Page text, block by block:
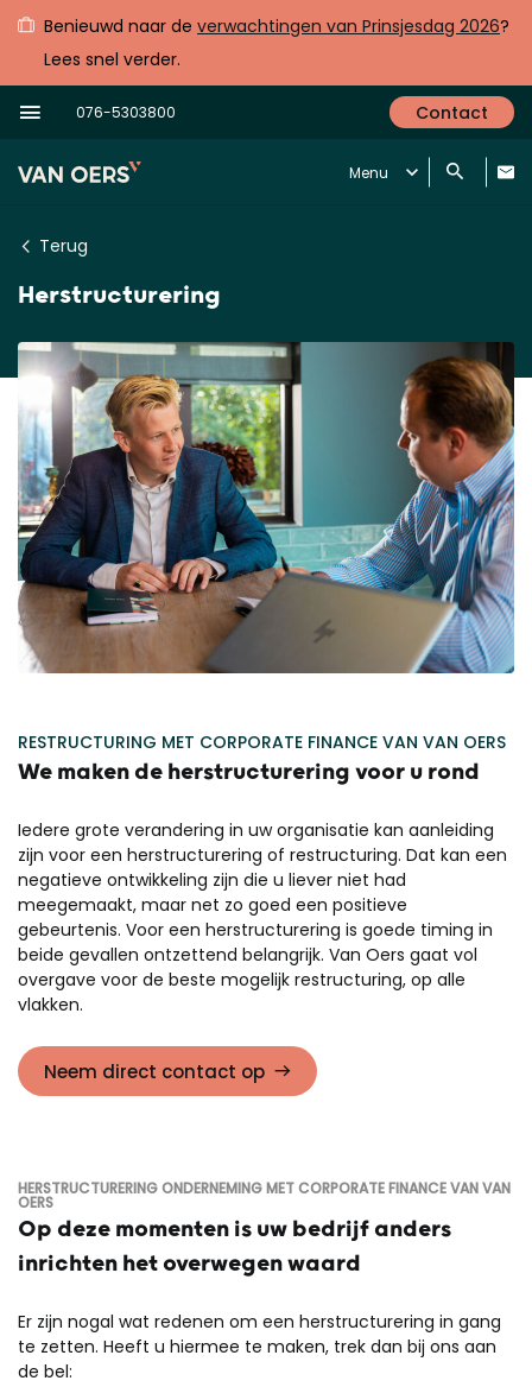
Benieuwd naar de verwachtingen van Prinsjesdag 2026?
Lees snel verder.
076-5303800 Contact
Menu
Terug
Herstructurering
RESTRUCTURING MET CORPORATE FINANCE VAN VAN OERS
We maken de herstructurering voor u rond
Iedere grote verandering in uw organisatie kan aanleiding
zijn voor een herstructurering of restructuring. Dat kan een
negatieve ontwikkeling zijn die u liever niet had
meegemaakt, maar net zo goed een positieve
gebeurtenis. Voor een herstructurering is goede timing in
beide gevallen ontzettend belangrijk. Van Oers gaat vol
overgave voor de beste mogelijk restructuring, op alle
vlakken.
Neem direct contact op
HERSTRUCTURERING ONDERNEMING MET CORPORATE FINANCE VAN VAN
OERS
Op deze momenten is uw bedrijf anders
inrichten het overwegen waard
Er zijn nogal wat redenen om een herstructurering in gang
te zetten. Heeft u hiermee te maken, trek dan bij ons aan
de bel: